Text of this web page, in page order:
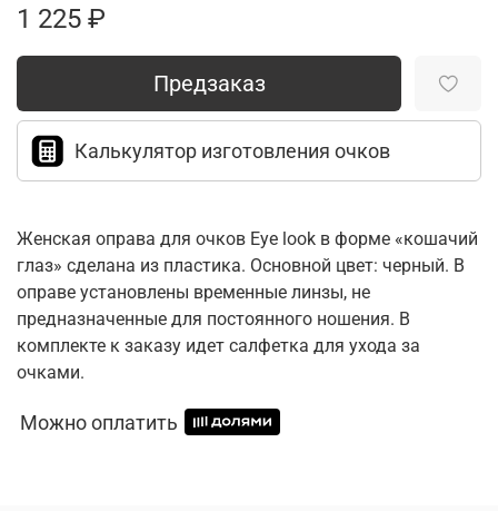
1 225 ₽
Предзаказ
Калькулятор изготовления очков
Женская оправа для очков Eye look в форме «кошачий
глаз» сделана из пластика. Основной цвет: черный. В
оправе установлены временные линзы, не
предназначенные для постоянного ношения. В
комплекте к заказу идет салфетка для ухода за
очками.
Можно оплатить